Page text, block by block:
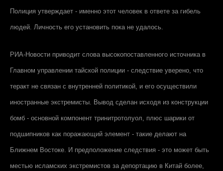
Полиция утверждает - именно этот человек в ответе за гибель
людей. Личность его установить пока не удалось.
РИА-Новости приводит слова высокопоставленного источника в
Главном управлении тайской полиции - следствие уверено, что
теракт не связан с внутренней политикой, и его осуществили
иностранные экстремисты. Вывод сделан исходя из конструкции
бомб - основной компонент тринитротолуол, плюс шарики от
подшипников как поражающий элемент - такие делают на
Ближнем Востоке. И предположение следствия - это может быть
местью исламских экстремистов за депортацию в Китай более,